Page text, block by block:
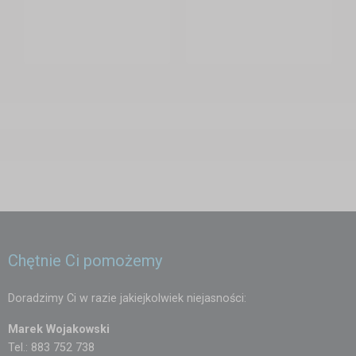
Chętnie Ci pomożemy
Doradzimy Ci w razie jakiejkolwiek niejasności:
Marek Wojakowski
Tel.: 883 752 738